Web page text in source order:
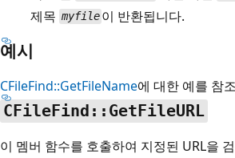
제목 myfile 이 반환됩니다.
예시
CFileFind::GetFileName에 대한 예를 참
CFileFind::GetFileURL
이 멤버 함수를 호출하여 지정된 URL을